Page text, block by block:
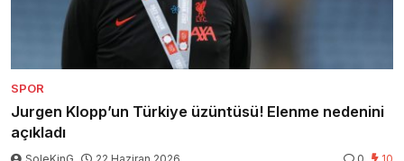
SPOR
Jurgen Klopp’un Türkiye üzüntüsü! Elenme nedenini
açıkladı